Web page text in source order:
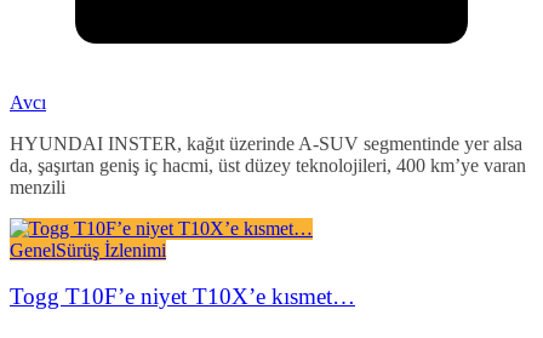
Avcı
HYUNDAI INSTER, kağıt üzerinde A-SUV segmentinde yer alsa
da, şaşırtan geniş iç hacmi, üst düzey teknolojileri, 400 km’ye varan
menzili
GenelSürüş İzlenimi
Togg T10F’e niyet T10X’e kısmet…